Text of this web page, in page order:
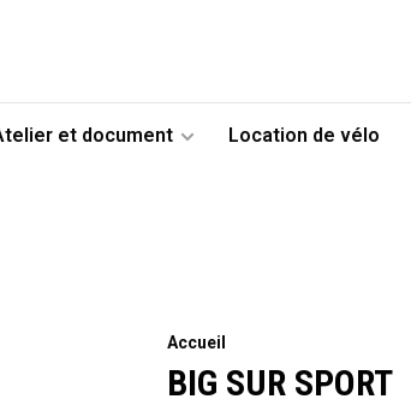
et document Location de vélo
Accueil
BIG SUR SPORT